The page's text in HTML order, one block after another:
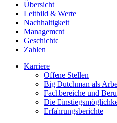
Übersicht
Leitbild & Werte
Nachhaltigkeit
Management
Geschichte
Zahlen
Karriere
Offene Stellen
Big Dutchman als
Fachbereiche und
Die
Erfahrungsberichte